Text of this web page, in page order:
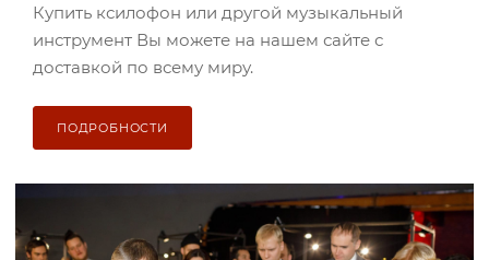
Купить ксилофон или другой музыкальный
инструмент Вы можете на нашем сайте с
доставкой по всему миру.
ПОДРОБНОСТИ